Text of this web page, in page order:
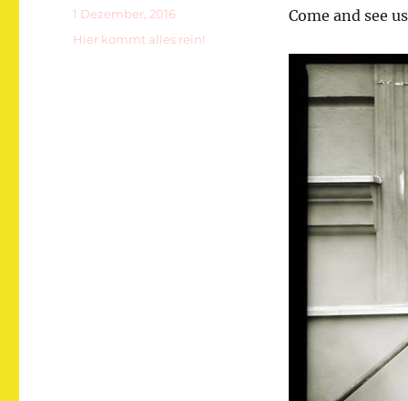
Come and see
Veröffentlicht
am
1 Dezember, 2016
Kategorien
Hier kommt alles rein!